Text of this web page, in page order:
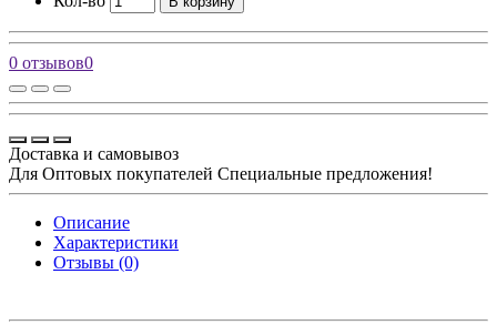
0 отзывов0
Доставка и самовывоз
Для Оптовых покупателей Специальные предложения!
Описание
Характеристики
Отзывы (0)